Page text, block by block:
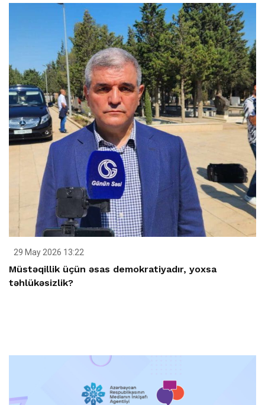
29 May 2026 13:22
Müstəqillik üçün əsas demokratiyadır, yoxsa
təhlükəsizlik?